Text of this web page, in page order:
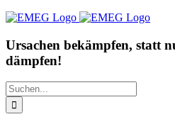
Ursachen bekämpfen, statt
dämpfen!
Suche
nach: